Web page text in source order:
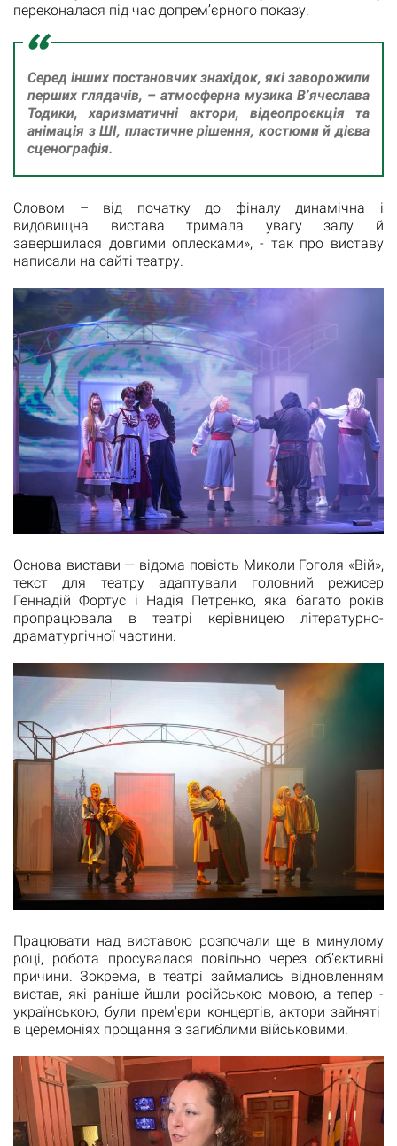
переконалася під час допрем’єрного показу.
Серед інших постановчих знахідок, які заворожили
перших глядачів, – атмосферна музика В’ячеслава
Тодики, харизматичні актори, відеопроєкція та
анімація з ШІ, пластичне рішення, костюми й дієва
сценографія.
Словом – від початку до фіналу динамічна і
видовищна вистава тримала увагу залу й
завершилася довгими оплесками», - так про виставу
написали на сайті театру.
Основа вистави — відома повість Миколи Гоголя «Вій»,
текст для театру адаптували головний режисер
Геннадій Фортус і Надія Петренко, яка багато років
пропрацювала в театрі керівницею літературно-
драматургічної частини.
Працювати над виставою розпочали ще в минулому
році, робота просувалася повільно через об’єктивні
причини. Зокрема, в театрі займались відновленням
вистав, які раніше йшли російською мовою, а тепер -
українською, були прем'єри концертів, актори зайняті
в церемоніях прощання з загиблими військовими.